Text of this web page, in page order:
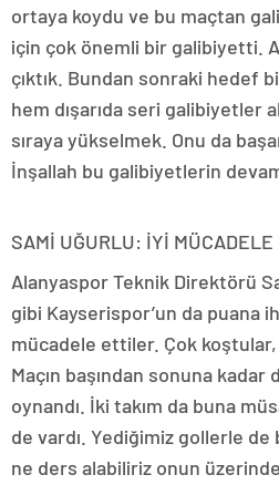
ortaya koydu ve bu maçtan
için çok önemli bir galibiyetti.
çıktık. Bundan sonraki hedef
hem dışarıda seri galibiyetler
sıraya yükselmek. Onu da
İnşallah bu galibiyetlerin
SAMİ UĞURLU: İYİ
Alanyaspor Teknik Direktörü
gibi Kayserispor’un da puana
mücadele ettiler. Çok koştular,
Maçın başından sonuna
oynandı. İki takım da buna
de vardı. Yediğimiz gollerle
ne ders alabiliriz onun